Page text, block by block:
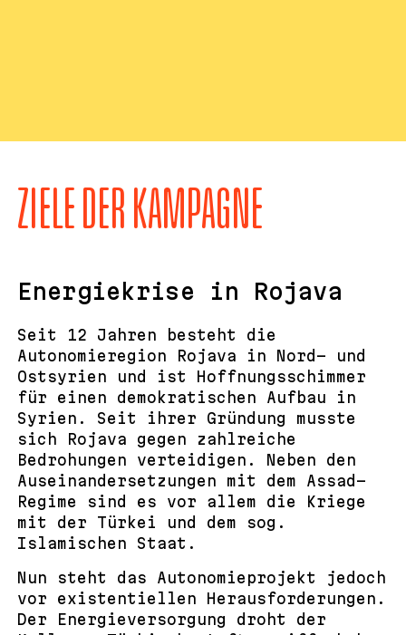
ZIELE DER KAMPAGNE
Energiekrise in Rojava
Seit 12 Jahren besteht die
Autonomieregion Rojava in Nord- und
Ostsyrien und ist Hoffnungsschimmer
für einen demokratischen Aufbau in
Syrien. Seit ihrer Gründung musste
sich Rojava gegen zahlreiche
Bedrohungen verteidigen. Neben den
Auseinandersetzungen mit dem Assad-
Regime sind es vor allem die Kriege
mit der Türkei und dem sog.
Islamischen Staat.
Nun steht das Autonomieprojekt jedoch
vor existentiellen Herausforderungen.
Der Energieversorgung droht der